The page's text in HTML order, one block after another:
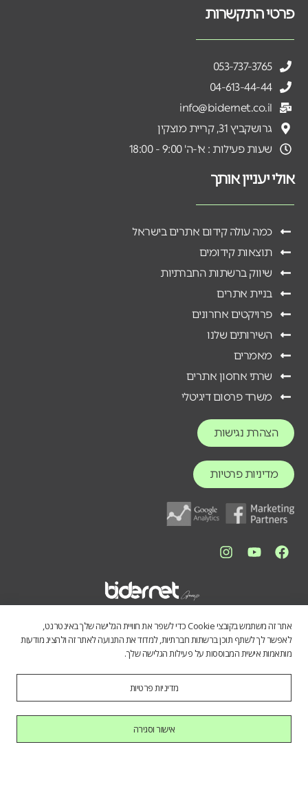
פרטי התקשרות
053-737-3765
04-613-44-44
info@bidernet.co.il
גרושקביץ 31, קריית מוצקין
שעות פעילות : א'-ה' 9:00 - 18:00
אולי יעניין אותך
כמה עולה קידום אתרים בישראל
תוצאות קידומים
שיווק ברשתות החברתיות
בניית אתרים
פרויקטים אחרונים
השירותים שלנו
מאמרים
שרתי אחסון אתרים
משרד פרסום דיגיטלי
הצהרת נגישות
מדיניות פרטיות
התכנים באתר נועדו לספק מידע כללי לציבור הרחב. אין לראות בהם תחליף
במידע הינו על אחריות המשתמש בלבד.
אתר זה משתמש בקובצי Cookie כדי לשפר את חוויית הגלישה שלך באינטרנט,
לאפשר לך לשתף תוכן ברשתות חברתיות, למדוד את התנועה לאתר זה ולהציג מודעות
מותאמות אישית המבוססות על פעילות הגלישה שלך.
מדיניות פרטיות
אישור וסגירה